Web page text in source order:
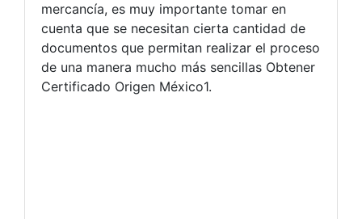
mercancía, es muy importante tomar en
cuenta que se necesitan cierta cantidad de
documentos que permitan realizar el proceso
de una manera mucho más sencillas Obtener
Certificado Origen México1.